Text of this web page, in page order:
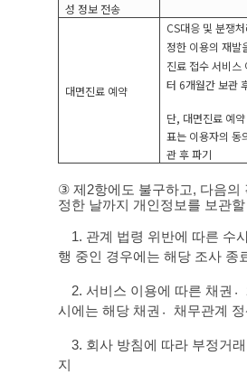
성 정보 전송
대면진료 예약
CS대응 및 분쟁처
정한 이용의 재발
진료 접수 서비스
터 6개월간 보관
단, 대면진료 예
표는 이용자의 동
관 후 파기
③제2항에도 불구하고, 다음의
정한 날까지 개인정보를 보관
1. 관계 법령 위반에 따른
행 중인 경우에는 해당 조사 종
2. 서비스 이용에 따른 채권
시에는 해당 채권채〮무관계 정
3. 회사 방침에 따라 부정거
지